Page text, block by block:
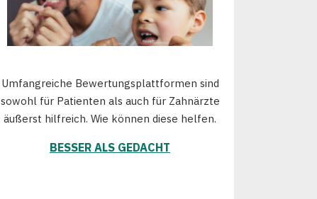
Umfangreiche Bewertungsplattformen sind
sowohl für Patienten als auch für Zahnärzte
äußerst hilfreich. Wie können diese helfen.
BESSER ALS GEDACHT